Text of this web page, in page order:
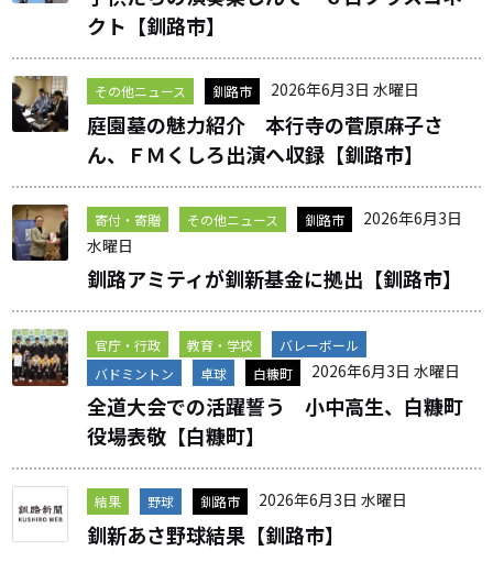
クト【釧路市】
その他ニュース 釧路市 2026年6月3日 水曜日
庭園墓の魅力紹介 本行寺の菅原麻子さ
ん、ＦＭくしろ出演へ収録【釧路市】
寄付・寄贈 その他ニュース 釧路市
2026年6月3日
水曜日
釧路アミティが釧新基金に拠出【釧路市】
官庁・行政 教育・学校
バレーボール
バドミントン
卓球 白糠町 2026年6月3日 水曜日
全道大会での活躍誓う 小中高生、白糠町
役場表敬【白糠町】
結果 野球 釧路市 2026年6月3日 水曜日
釧新あさ野球結果【釧路市】